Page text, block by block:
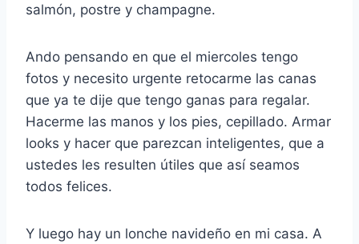
salmón, postre y champagne.
Ando pensando en que el miercoles tengo
fotos y necesito urgente retocarme las canas
que ya te dije que tengo ganas para regalar.
Hacerme las manos y los pies, cepillado. Armar
looks y hacer que parezcan inteligentes, que a
ustedes les resulten útiles que así seamos
todos felices.
Y luego hay un lonche navideño en mi casa. A